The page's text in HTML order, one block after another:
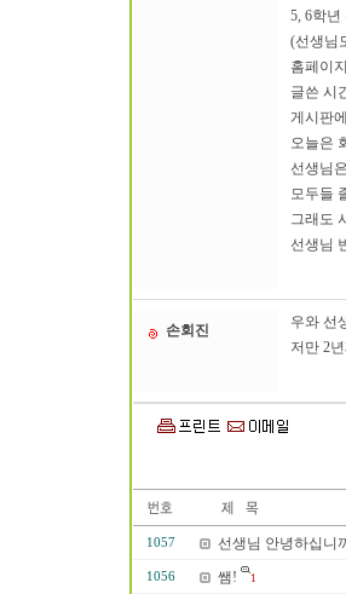
5, 6학
(선생님
홈페이
글쓴 시
게시판
오늘은
선생님
모두들
그래도
선생님
손회진
우와 선
저만 2
1057 선생님 안녕하십니
1056 쌤! 1